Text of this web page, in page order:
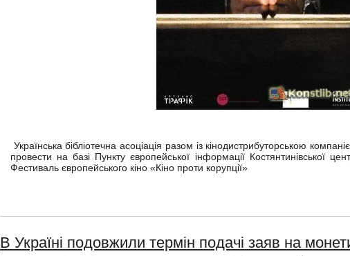
Українська бібліотечна асоціація разом із кінодистрибуторською
провести на базі Пункту європейської інформації Костянтинівської
Фестиваль європейського кіно «Кіно проти корупції»
В Україні подовжили термін подачі заяв на